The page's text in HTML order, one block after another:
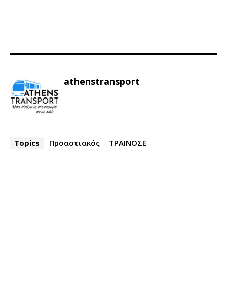
athenstransport
Topics Προαστιακός ΤΡΑΙΝΟΣΕ